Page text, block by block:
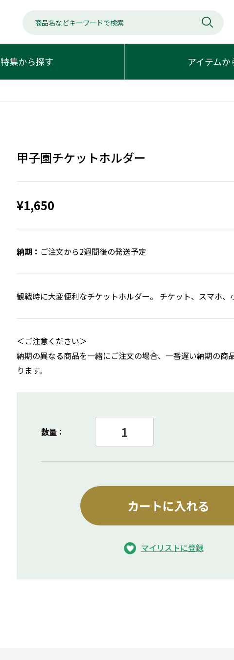
特集から探す アイテムか
甲子園チケットホルダー
¥1,650
ご注文から2週間後の発送予定
観戦時に大変便利なチケットホルダー。 チケット、スマホ、
＜ご注意ください＞
納期の異なる商品を一緒にご注文の場合、一番遅い納期の商
ります。
数量：
カートに入れる
マイリストに登録